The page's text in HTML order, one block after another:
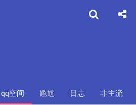
qq空间 尴尬 日志 非主流